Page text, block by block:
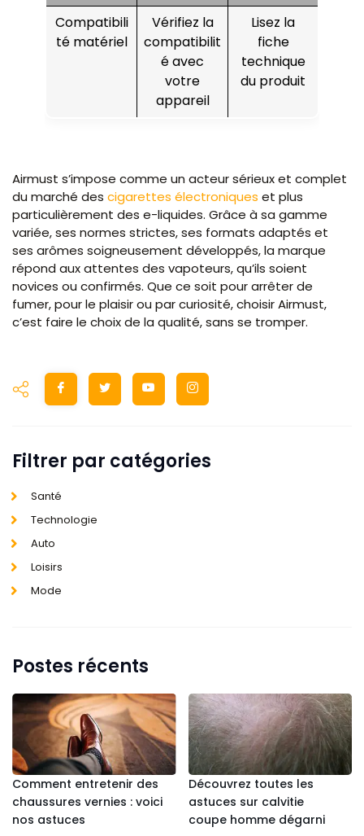
Compatibili
té matériel
Vérifiez la
compatibilit
é avec
votre
appareil
Lisez la
fiche
technique
du produit
Airmust s’impose comme un acteur sérieux et complet
du marché des cigarettes électroniques et plus
particulièrement des e-liquides. Grâce à sa gamme
variée, ses normes strictes, ses formats adaptés et
ses arômes soigneusement développés, la marque
répond aux attentes des vapoteurs, qu’ils soient
novices ou confirmés. Que ce soit pour arrêter de
fumer, pour le plaisir ou par curiosité, choisir Airmust,
c’est faire le choix de la qualité, sans se tromper.
Filtrer par catégories
Santé
Technologie
Auto
Loisirs
Mode
Postes récents
Comment entretenir des
chaussures vernies : voici
nos astuces
Découvrez toutes les
astuces sur calvitie
coupe homme dégarni